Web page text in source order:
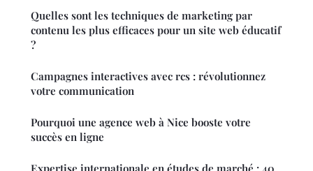
Quelles sont les techniques de marketing par
contenu les plus efficaces pour un site web éducatif
?
Campagnes interactives avec rcs : révolutionnez
votre communication
Pourquoi une agence web à Nice booste votre
succès en ligne